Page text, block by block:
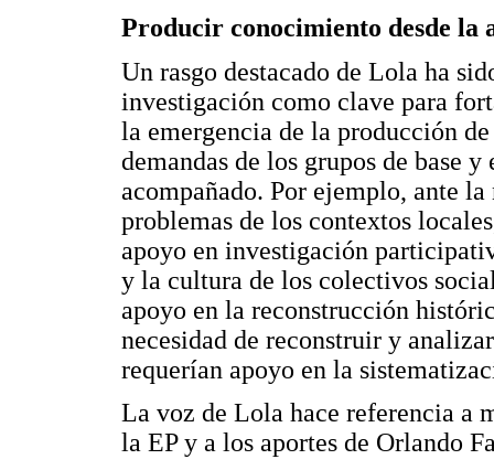
Producir conocimiento desde la
Un rasgo destacado de Lola ha
investigación como clave para
la emergencia de la producción
demandas de los grupos de base
acompañado. Por ejemplo, ante
problemas de los contextos
apoyo en investigación
y la cultura de los colectivos
apoyo en la reconstrucción
necesidad de reconstruir y
requerían apoyo en la
La voz de Lola hace referencia a
la EP y a los aportes de Orlando